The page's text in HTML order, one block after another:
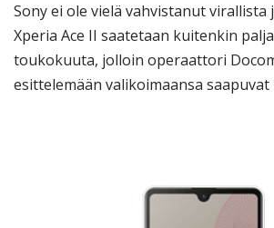
Sony ei ole vielä vahvistanut virallista
Xperia Ace II saatetaan kuitenkin
toukokuuta, jolloin operaattori
esittelemään valikoimaansa